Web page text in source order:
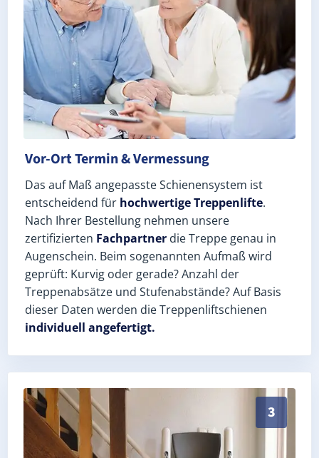
Vor-Ort Termin & Vermessung
Das auf Maß angepasste Schienensystem ist
entscheidend für hochwertige Treppenlifte.
Nach Ihrer Bestellung nehmen unsere
zertifizierten Fachpartner die Treppe genau in
Augenschein. Beim sogenannten Aufmaß wird
geprüft: Kurvig oder gerade? Anzahl der
Treppenabsätze und Stufenabstände? Auf Basis
dieser Daten werden die Treppenliftschienen
individuell angefertigt.
3
Schneller, sauberer Einbau durch zertifizierte